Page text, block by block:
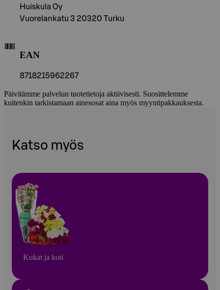
Huiskula Oy
Vuorelankatu 3 20320 Turku
EAN
8718215962267
Päivitämme palvelun tuotetietoja aktiivisesti. Suosittelemme
kuitenkin tarkistamaan ainesosat aina myös myyntipakkauksesta.
Katso myös
Kukat ja koti